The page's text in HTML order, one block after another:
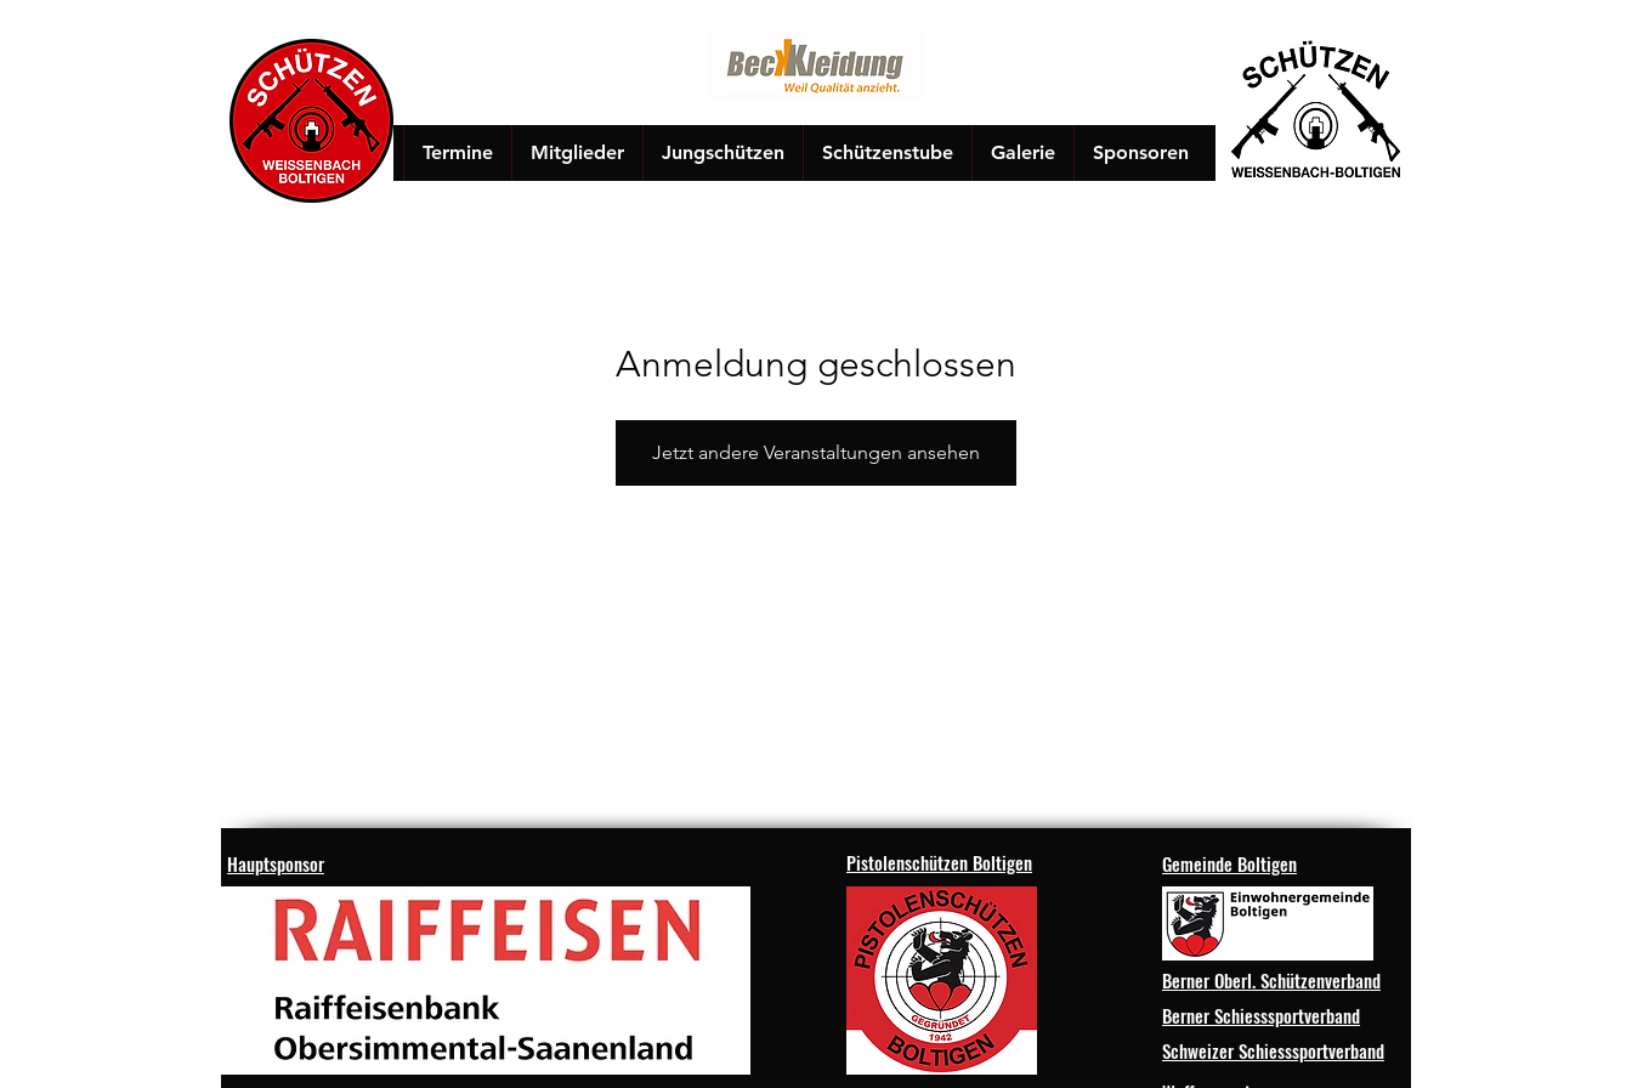
Termine Mitglieder Jungschützen Schützenstube Galerie Sponsoren
Anmeldung geschlossen
Jetzt andere Veranstaltungen ansehen
Hauptsponsor Pistolenschützen Boltigen Gemeinde Boltigen
Berner Oberl. Schützenverband
Berner Schiesssportverband
Schweizer Schiesssportverband